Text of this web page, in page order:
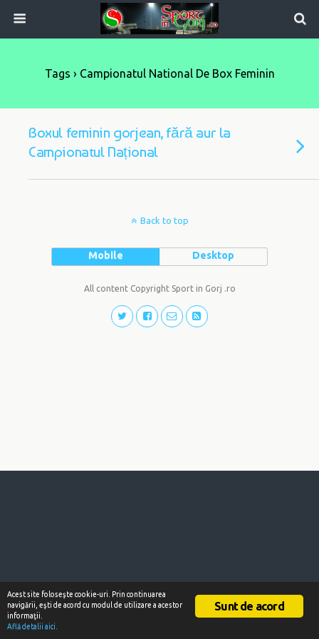
Tags › Campionatul National De Box Feminin
Boxul feminin gorjean, fără aur la
Campionatul Național
Back to top
Mobile Desktop
All content Copyright Sport in Gorj .ro
Sunt de acord
Acest site foloseşte cookie-uri. Prin continuarea
navigării, eşti de acord cu modul de utilizare a acestor
informaţii.
Află detalii aici.